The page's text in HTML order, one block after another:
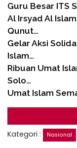
Guru Besar ITS
Al Irsyad Al
Qunut…
Gelar Aksi
Islam…
Ribuan Umat
Solo…
Umat Islam
Kategori : Nasional